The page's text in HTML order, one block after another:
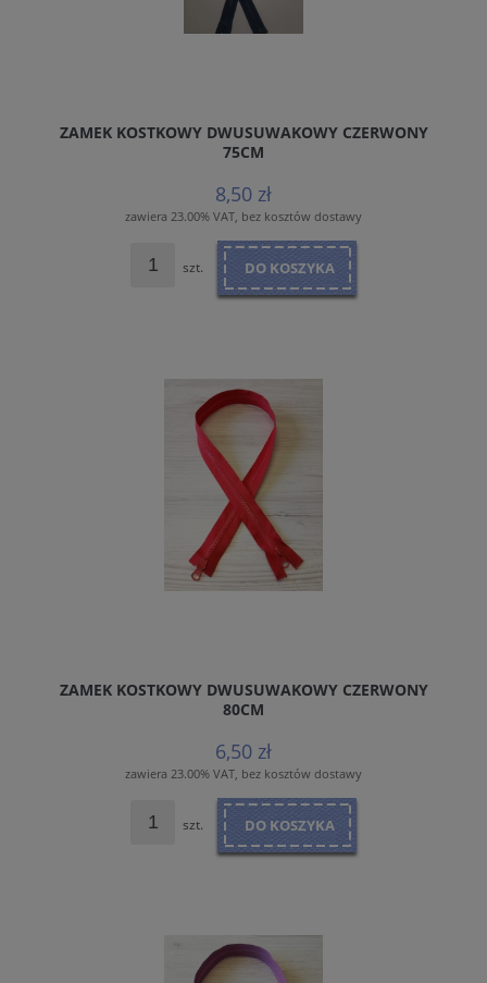
ZAMEK KOSTKOWY DWUSUWAKOWY CZERWONY
75CM
8,50 zł
zawiera 23.00% VAT, bez kosztów dostawy
szt. DO KOSZYKA
ZAMEK KOSTKOWY DWUSUWAKOWY CZERWONY
80CM
6,50 zł
zawiera 23.00% VAT, bez kosztów dostawy
szt. DO KOSZYKA